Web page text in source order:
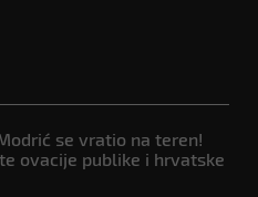
se vratio na teren!
ovacije publike i hrvatske